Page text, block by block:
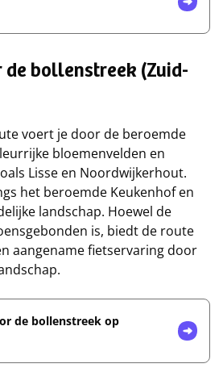
de bollenstreek (Zuid-
voert je door de beroemde
bloemenvelden en
Lisse en Noordwijkerhout.
het beroemde Keukenhof en
landschap. Hoewel de
is, biedt de route
aangename fietservaring door
de bollenstreek op